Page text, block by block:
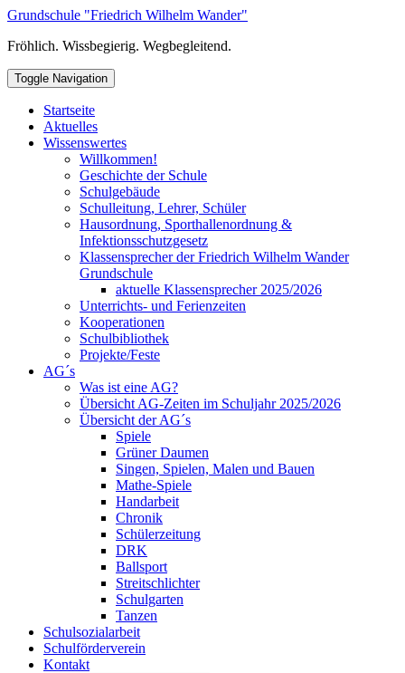
Skip
content
Grundschule "Friedrich Wilhelm Wander"
Fröhlich. Wissbegierig. Wegbegleitend.
Toggle Navigation
Startseite
Aktuelles
Wissenswertes
Willkommen!
Geschichte der Schule
Schulgebäude
Schulleitung, Lehrer, Schüler
Hausordnung, Sporthallenordnung &
Infektionsschutzgesetz
Klassensprecher der Friedrich Wilhelm Wander
Grundschule
aktuelle Klassensprecher 2025/2026
Unterrichts- und Ferienzeiten
Kooperationen
Schulbibliothek
Projekte/Feste
AG´s
Was ist eine AG?
Übersicht AG-Zeiten im Schuljahr 2025/2026
Übersicht der AG´s
Spiele
Grüner Daumen
Singen, Spielen, Malen und Bauen
Mathe-Spiele
Handarbeit
Chronik
Schülerzeitung
DRK
Ballsport
Streitschlichter
Schulgarten
Tanzen
Schulsozialarbeit
Schulförderverein
Kontakt